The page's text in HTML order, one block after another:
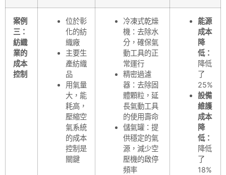
案例
三：
紡織
業的
成本
控制
位於彰
化的紡
織廠
主要生
產紡織
品
用氣量
大，能
耗高，
壓縮空
氣系統
的成本
控制是
關鍵
冷凍式乾燥
機：去除水
分，確保氣
動工具的正
常運行
精密過濾
器：去除固
體顆粒，延
長氣動工具
的使用壽命
儲氣罐：提
供穩定的氣
源，減少空
壓機的啟停
頻率
能源
成本
降
低：
降低
了
25%
設備
維護
成本
降
低：
降低
了
18%